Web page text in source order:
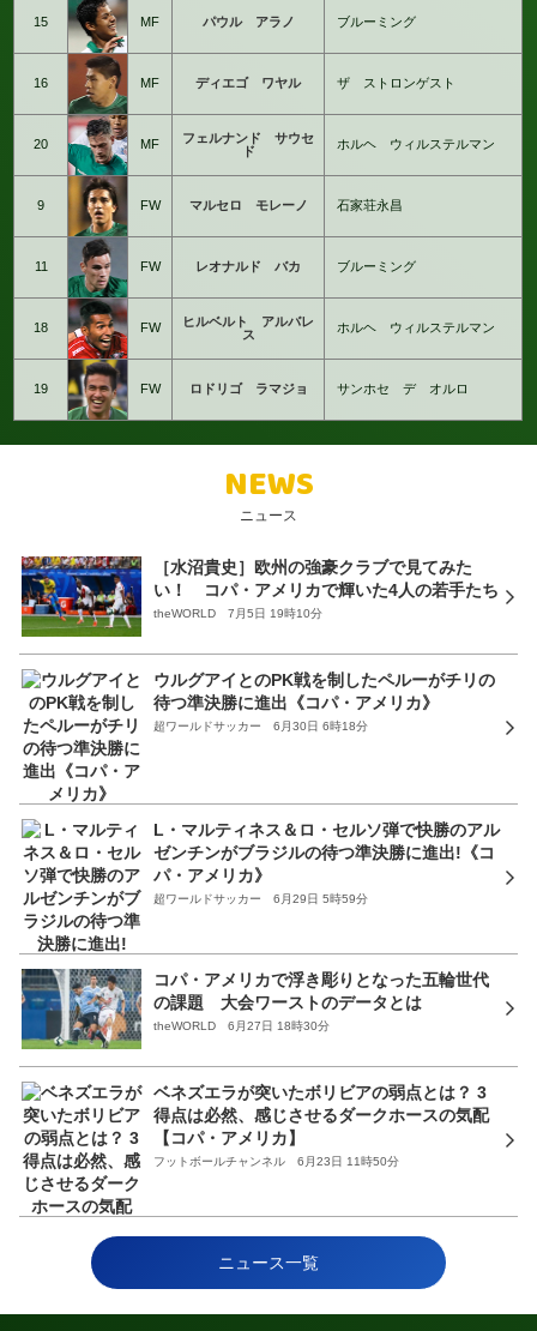
15 MF パウル アラノ ブルーミング
16 MF ディエゴ ワヤル ザ ストロンゲスト
20 MF
フェルナンド サウセ
ド
ホルヘ ウィルステルマン
9 FW マルセロ モレーノ 石家荘永昌
11 FW レオナルド バカ ブルーミング
18 FW
ヒルベルト アルバレ
ス
ホルヘ ウィルステルマン
19 FW ロドリゴ ラマジョ サンホセ デ オルロ
NEWS
ニュース
［水沼貴史］欧州の強豪クラブで見てみた
い！ コパ・アメリカで輝いた4人の若手たち
theWORLD 7月5日 19時10分
ウルグアイとのPK戦を制したペルーがチリの
待つ準決勝に進出《コパ・アメリカ》
超ワールドサッカー 6月30日 6時18分
L・マルティネス＆ロ・セルソ弾で快勝のアル
ゼンチンがブラジルの待つ準決勝に進出!《コ
パ・アメリカ》
超ワールドサッカー 6月29日 5時59分
コパ・アメリカで浮き彫りとなった五輪世代
の課題 大会ワーストのデータとは
theWORLD 6月27日 18時30分
ベネズエラが突いたボリビアの弱点とは？ 3
得点は必然、感じさせるダークホースの気配
【コパ・アメリカ】
フットボールチャンネル 6月23日 11時50分
ニュース一覧